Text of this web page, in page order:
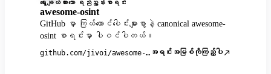
ရွေးချယ်ထားသော ရည်ညွှန်းစာရင်း
awesome-osint
GitHub မှာ ကြယ်ထောင်ပေါင်းများစွာနဲ့ canonical awesome-
osint စာရင်းမှာ ပါဝင်ပါတယ်။
github.com/jivoi/awesome-osint အရင်းအမြစ်ကိုကြည့်ပါ